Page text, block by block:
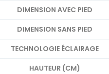
DIMENSION AVEC PIED
DIMENSION SANS PIED
TECHNOLOGIE ÉCLAIRAGE
HAUTEUR (CM)